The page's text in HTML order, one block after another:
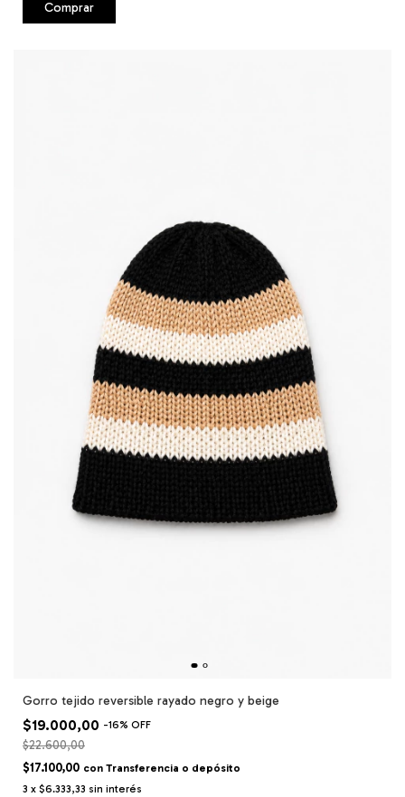
Gorro tejido reversible rayado negro y beige
$19.000,00 -16% OFF
$22.600,00
$17.100,00 con Transferencia o depósito
3 x $6.333,33 sin interés